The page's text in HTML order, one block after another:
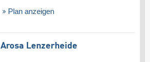
Plan anzeigen
Arosa Lenzerheide